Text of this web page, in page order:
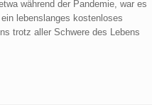
während der Pandemie, war es
lebenslanges kostenloses
trotz aller Schwere des Lebens